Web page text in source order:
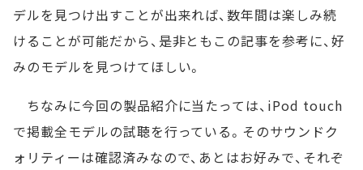
デルを見つけ出すことが出来れば、数年間は楽しみ続
けることが可能だから、是非ともこの記事を参考に、好
みのモデルを見つけてほしい。
ちなみに今回の製品紹介に当たっては、iPod touch
で掲載全モデルの試聴を行っている。そのサウンドク
ォリティーは確認済みなので、あとはお好みで、それぞ